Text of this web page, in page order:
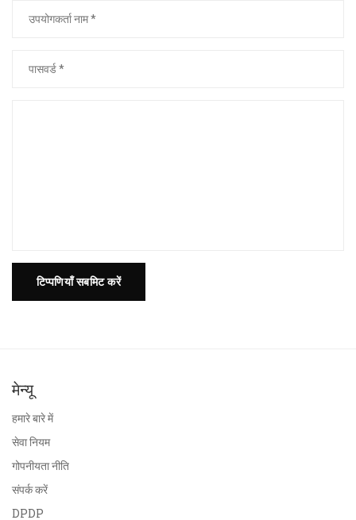
टिप्पणियाँ सबमिट करें
मेन्यू
हमारे बारे में
सेवा नियम
गोपनीयता नीति
संपर्क करें
DPDP